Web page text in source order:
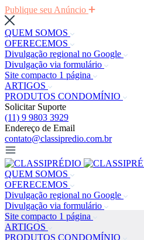
Publique seu Anúncio
QUEM SOMOS
OFERECEMOS
Divulgação regional no Google
Divulgação via formulário
Site compacto 1 página
ARTIGOS
PRODUTOS CONDOMÍNIO
Solicitar Suporte
(11) 9 9803 3929
Endereço de Email
contato@classipredio.com.br
QUEM SOMOS
OFERECEMOS
Divulgação regional no Google
Divulgação via formulário
Site compacto 1 página
ARTIGOS
PRODUTOS CONDOMÍNIO